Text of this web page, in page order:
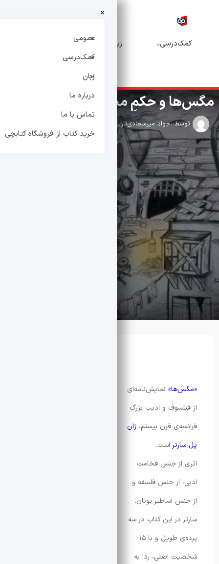
زبان
درباره
درباره ما
تماس با ما
خرید کتاب از فروشگاه کتابچی
و حکمِ محکومیت به آزادی
: جواد میرسجادیتاریخ انتشار : آبان 6, 1399
نمایش‌نامه‌ای
و ادیب بزرگ
قرن بیستم، ژان
است.
از جنس فخامت
از جنس فلسفه و
اساطیر یونان.
در این کتاب در سه
پرده‌ی طویل و با ۱۵
اصلی، ردا به